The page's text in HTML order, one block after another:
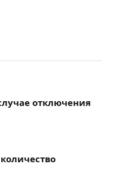
отключения